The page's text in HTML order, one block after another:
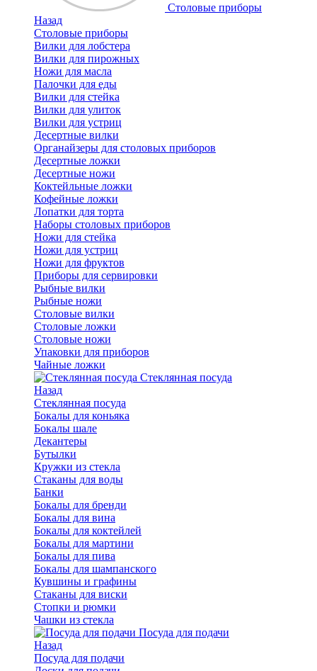
Cтоловые приборы
Назад
Cтоловые приборы
Вилки для лобстера
Вилки для пирожных
Ножи для масла
Палочки для еды
Вилки для стейка
Вилки для улиток
Вилки для устриц
Десертные вилки
Органайзеры для столовых приборов
Десертные ложки
Десертные ножи
Коктейльные ложки
Кофейные ложки
Лопатки для торта
Наборы столовых приборов
Ножи для стейка
Ножи для устриц
Ножи для фруктов
Приборы для сервировки
Рыбные вилки
Рыбные ножи
Столовые вилки
Столовые ложки
Столовые ножи
Упаковки для приборов
Чайные ложки
Стеклянная посуда
Назад
Стеклянная посуда
Бокалы для коньяка
Бокалы шале
Декантеры
Бутылки
Кружки из стекла
Стаканы для воды
Банки
Бокалы для бренди
Бокалы для вина
Бокалы для коктейлей
Бокалы для мартини
Бокалы для пива
Бокалы для шампанского
Кувшины и графины
Стаканы для виски
Стопки и рюмки
Чашки из стекла
Посуда для подачи
Назад
Посуда для подачи